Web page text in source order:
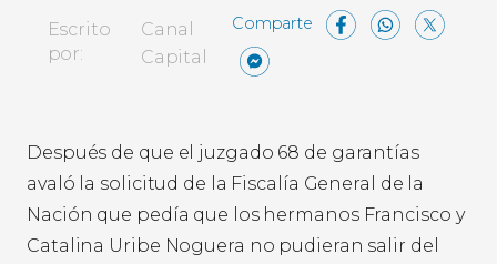
Escrito
por:
Canal
Capital
Después de que el juzgado 68 de garantías
avaló la solicitud de la Fiscalía General de la
Nación que pedía que los hermanos Francisco y
Catalina Uribe Noguera no pudieran salir del